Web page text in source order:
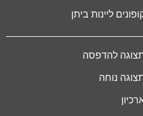
ליינות ביתן
להדפסה
נוחה